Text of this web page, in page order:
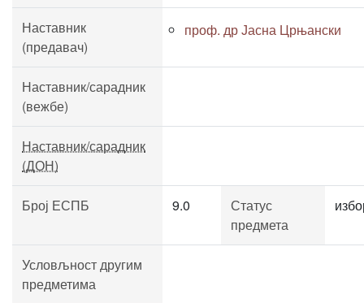
Наставник
(предавач)
проф. др Јасна Црњански
Наставник/сарадник
(вежбе)
Наставник/сарадник
(ДОН)
Број ЕСПБ 9.0
Статус
предмета
Условљност другим
предметима